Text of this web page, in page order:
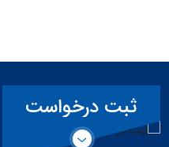
ثبت درخواست
همکاری حقیقی